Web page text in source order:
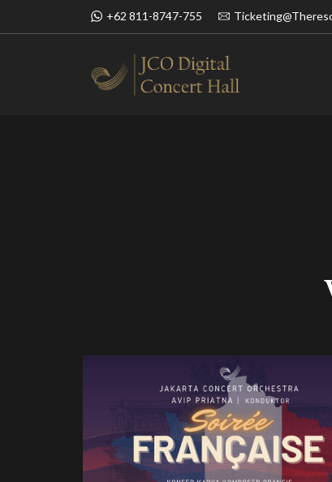
+62 811-8747-755BOOK NOW